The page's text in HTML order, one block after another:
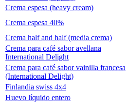
Crema espesa (heavy cream)
Crema espesa 40%
Crema half and half (media crema)
Crema para café sabor avellana
International Delight
Crema para café sabor vainilla francesa
(International Delight)
Finlandia swiss 4x4
Huevo líquido entero